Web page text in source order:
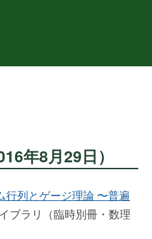
年8月29日）
行列とゲージ理論 〜普遍
ブラリ（臨時別冊・数理